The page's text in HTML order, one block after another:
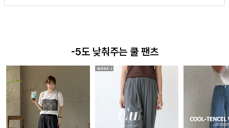
-5도 낮춰주는 쿨 팬츠